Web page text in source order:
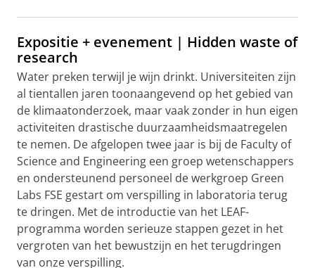
Expositie + evenement | Hidden waste of
research
Water preken terwijl je wijn drinkt. Universiteiten zijn
al tientallen jaren toonaangevend op het gebied van
de klimaatonderzoek, maar vaak zonder in hun eigen
activiteiten drastische duurzaamheidsmaatregelen
te nemen. De afgelopen twee jaar is bij de Faculty of
Science and Engineering een groep wetenschappers
en ondersteunend personeel de werkgroep Green
Labs FSE gestart om verspilling in laboratoria terug
te dringen. Met de introductie van het LEAF-
programma worden serieuze stappen gezet in het
vergroten van het bewustzijn en het terugdringen
van onze verspilling.